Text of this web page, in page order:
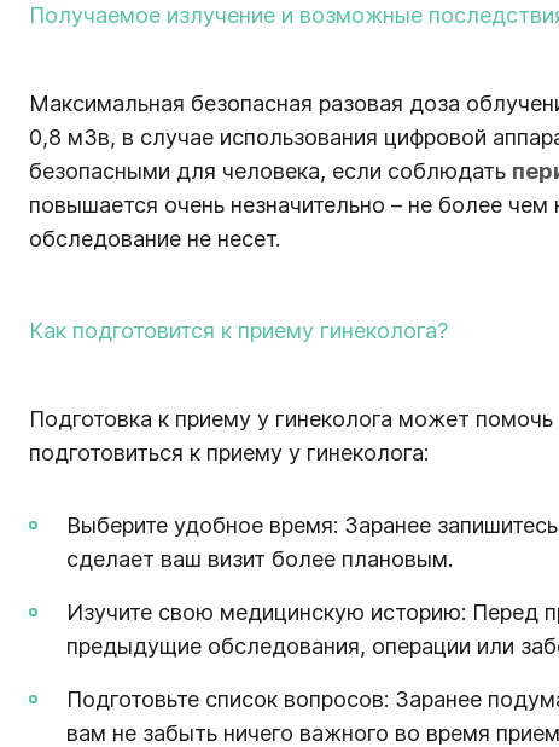
Получаемое излучение и возможные
Максимальная безопасная разовая доза
0,8 мЗв, в случае использования цифровой
безопасными для человека, если соблюдать
повышается очень незначительно – не более
обследование не несет.
Как подготовится к приему гинеколога?
Подготовка к приему у гинеколога может
подготовиться к приему у гинеколога:
Выберите удобное время: Заранее
сделает ваш визит более плановым.
Изучите свою медицинскую историю: Перед
предыдущие обследования, операции или
Подготовьте список вопросов: Заранее
вам не забыть ничего важного во время